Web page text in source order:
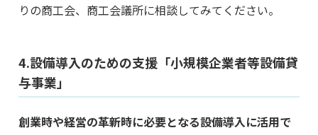
りの商工会、商工会議所に相談してみてください。
4.設備導入のための支援「小規模企業者等設備貸
与事業」
創業時や経営の革新時に必要となる設備導入に活用で